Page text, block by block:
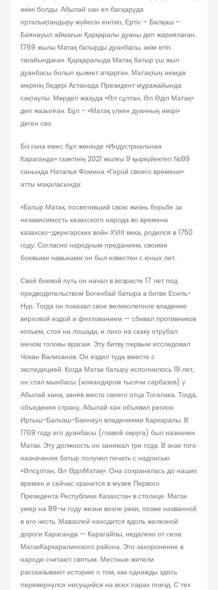
әкімі болды. Абылай хан ел басқаруда
орталықтандыру жүйесін енгізіп, Ертіс – Балқаш –
Баянауыл аймағын Қарқаралы дуаны деп жариялаған.
1769 жылы Матақ батырды дуанбасы, әкім етіп
тағайындаған. Қарқаралыда Матақ батыр үш жыл
дуанбасы болып қызмет атқарған. Матақтың әкімдік
мөрінің бедері Астанада Президент мұражайында
сақтаулы. Мөрдегі жазуда «Әл сұлтан, Әл Әділ Матақ»
деп жазылған. Бұл – «Матақ үлкен дуанның әмірі»
деген сөз.
Біз ғана емес бұл жөнінде «Индустриальная
Караганда» газетінің 2021 жылғы 9 қыркүйектегі №99
санында Наталья Фомина «Герой своего времени»
атты мақаласында:
«Батыр Матак, посвятивший свою жизнь борьбе за
независимость казахского народа во времена
казахско-джунгарских войн ХVІІІ века, родился в 1750
году. Согласно народным преданиям, своими
боевыми навыками он был известен с юных лет.
Свой боевой путь он начал в возрасте 17 лет под
предводительством Богенбай батыра в битве Есиль-
Нур. Тогда он показал свое великолепное владение
верховой ездой и фехтованием — сбивал противников
копьем, стоя на лошади, и лихо на скаку отрубал
мечом головы врагам. Эту битву первым исследовал
Чокан Валиханов. Он ездил туда вместе с
экспедицией. Когда Матак батыру исполнилось 19 лет,
он стал мынбасы (командиром тысячи сарбазов) у
Абылай хана, заняв место своего отца Тогалака. Тогда,
объединяя страну, Абылай хан объявил регион
Иртыш-Балхаш-Баянаул владениями Каркаралы. В
1769 году его дуанбасы (главой округа) был назначен
Матак. Эту должность он занимал три года. В знак того
назначения батыр получил печать с надписью
«Əлсұлтан, Əл ƏділМатақ». Она сохранилась до наших
времен и сейчас хранится в музее Первого
Президента Республики Казахстан в столице. Матак
умер на 89-м году жизни возле реки, позже названной
в его честь. Мавзолей находится вдоль железной
дороги Караганда — Карагайлы, недалеко от села
МатакКаркаралинского района. Это захоронение в
народе считают святым. Местные жители
рассказывают историю о том, как однажды здесь
перевернулся несущийся на всех парах поезд. С тех